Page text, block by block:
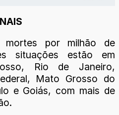
por milhão de
situações estão em
Rio de Janeiro,
Mato Grosso do
e Goiás, com mais de